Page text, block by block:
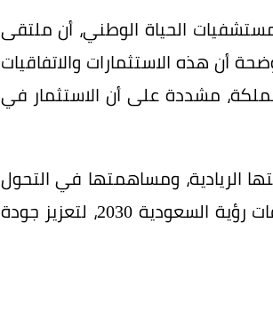
الحياة الوطني، أن ملتقى
أن هذه الاستثمارات والاتفاقيات
مشددة على أن الاستثمار في
الريادية، ومساهمتها في التحول
الرقمي وتطوير البنية التحتية الصحية بما يتوافق مع مستهدفات رؤية السعودية 2030، لتعزيز جودة